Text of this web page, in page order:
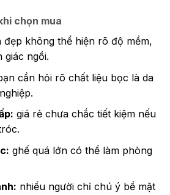
chọn mua
đẹp không thể hiện rõ độ mềm,
giác ngồi.
cần hỏi rõ chất liệu bọc là da
giá rẻ chưa chắc tiết kiệm nếu
ghế quá lớn có thể làm phòng
nhiều người chỉ chú ý bề mặt